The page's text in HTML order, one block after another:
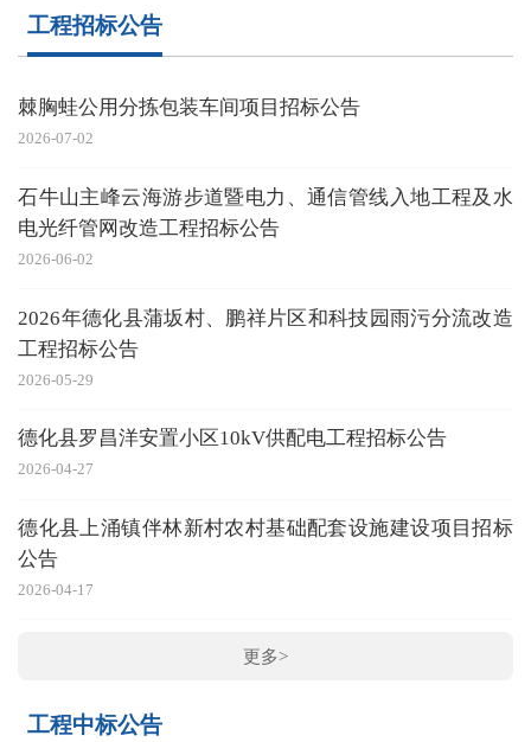
工程招标公告
棘胸蛙公用分拣包装车间项目招标公告
2026-07-02
石牛山主峰云海游步道暨电力、通信管线入地工程及水
电光纤管网改造工程招标公告
2026-06-02
2026年德化县蒲坂村、鹏祥片区和科技园雨污分流改造
工程招标公告
2026-05-29
德化县罗昌洋安置小区10kV供配电工程招标公告
2026-04-27
德化县上涌镇伴林新村农村基础配套设施建设项目招标
公告
2026-04-17
更多>
工程中标公告